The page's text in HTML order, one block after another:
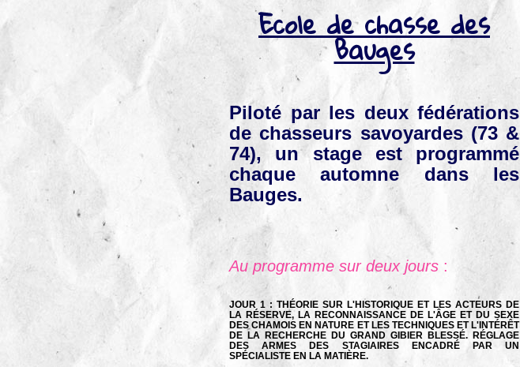
Ecole de chasse des
Bauges
Piloté par les deux fédérations
de chasseurs savoyardes (73 &
74), un stage est programmé
chaque automne dans les
Bauges.
Au programme sur deux jours :
JOUR 1 : THÉORIE SUR L'HISTORIQUE ET LES ACTEURS DE
LA RÉSERVE, LA RECONNAISSANCE DE L'ÂGE ET DU SEXE
DES CHAMOIS EN NATURE ET LES TECHNIQUES ET L'INTÉRÊT
DE LA RECHERCHE DU GRAND GIBIER BLESSÉ. RÉGLAGE
DES ARMES DES STAGIAIRES ENCADRÉ PAR UN
SPÉCIALISTE EN LA MATIÈRE.